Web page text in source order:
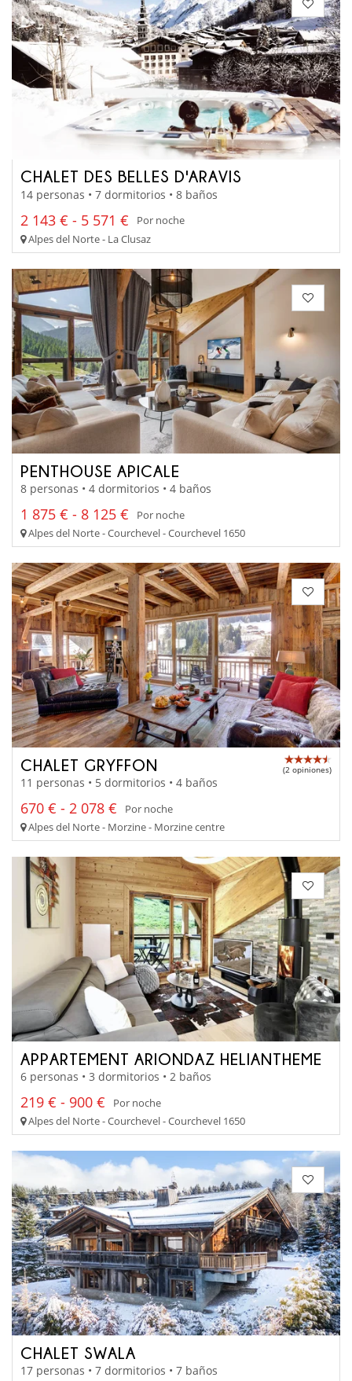
CHALET DES BELLES D'ARAVIS
14 personas • 7 dormitorios • 8 baños
2 143 € - 5 571 €
Por noche
Alpes del Norte - La Clusaz
PENTHOUSE APICALE
8 personas • 4 dormitorios • 4 baños
1 875 € - 8 125 €
Por noche
Alpes del Norte - Courchevel - Courchevel 1650
CHALET GRYFFON (2 opiniones)
11 personas • 5 dormitorios • 4 baños
670 € - 2 078 €
Por noche
Alpes del Norte - Morzine - Morzine centre
APPARTEMENT ARIONDAZ HELIANTHEME
6 personas • 3 dormitorios • 2 baños
219 € - 900 €
Por noche
Alpes del Norte - Courchevel - Courchevel 1650
CHALET SWALA
17 personas • 7 dormitorios • 7 baños